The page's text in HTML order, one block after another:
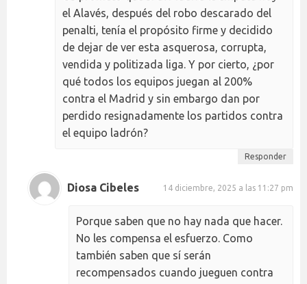
el Alavés, después del robo descarado del
penalti, tenía el propósito firme y decidido
de dejar de ver esta asquerosa, corrupta,
vendida y politizada liga. Y por cierto, ¿por
qué todos los equipos juegan al 200%
contra el Madrid y sin embargo dan por
perdido resignadamente los partidos contra
el equipo ladrón?
Responder
Diosa Cibeles 14 diciembre, 2025 a las 11:27 pm
Porque saben que no hay nada que hacer.
No les compensa el esfuerzo. Como
también saben que sí serán
recompensados cuando jueguen contra